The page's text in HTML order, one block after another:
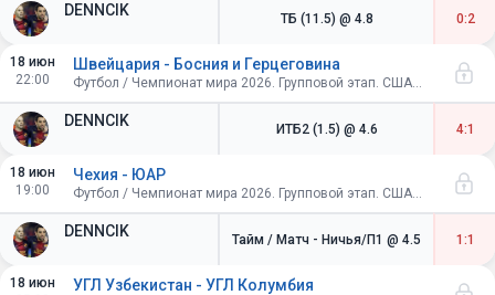
DENNCIK ТБ (11.5) @ 4.8 0:2
18 июн
22:00
DENNCIK
Швейцария - Босния и Герцеговина
Футбол / Чемпионат мира 2026. Групповой этап. США-Канада-Мексика
ИТБ2 (1.5) @ 4.6 4:1
18 июн
19:00
DENNCIK
Чехия - ЮАР
Футбол / Чемпионат мира 2026. Групповой этап. США-Канада-Мексика
Тайм / Матч - Ничья/П1 @ 4.5 1:1
18 июн
УГЛ Узбекистан - УГЛ Колумбия